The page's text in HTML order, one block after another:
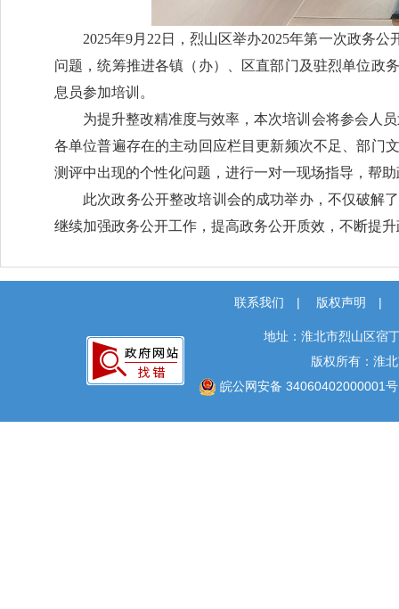
2025年9月22日，烈山区举办2025年第一次政务
问题，统筹推进各镇（办）、区直部门及驻烈单位政
息员参加培训。
为提升整改精准度与效率，本次培训会将参会人
各单位普遍存在的主动回应栏目更新频次不足、部门
测评中出现的个性化问题，进行一对一现场指导，帮
此次政务公开整改培训会的成功举办，不仅破解
继续加强政务公开工作，提高政务公开质效，不断提
联系我们 | 版权声明 |
地址：淮北市烈山区宿
版权所有：淮
皖公网安备 34060402000001号